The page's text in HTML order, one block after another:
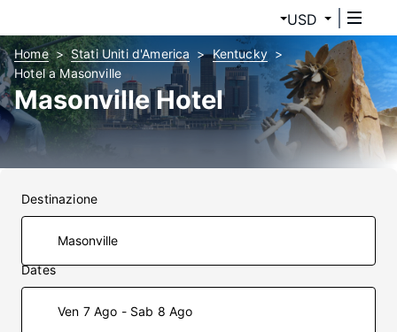
USD
Home Stati Uniti d'America
Kentucky
Hotel a Masonville
Masonville Hotel
Destinazione
Dates
Ven 7 Ago - Sab 8 Ago